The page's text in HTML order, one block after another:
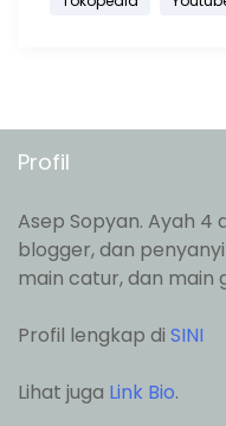
Profil
Asep Sopyan. Ayah 4
blogger, dan
main catur, dan main
Profil lengkap di SINI
Lihat juga Link Bio.